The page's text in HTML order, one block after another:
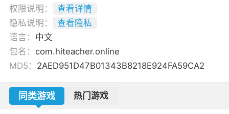
权限说明：
查看详情
隐私说明：
查看隐私
语言： 中文
包名： com.hiteacher.online
MD5： 2AED951D47B01343B8218E924FA59CA2
同类游戏 热门游戏